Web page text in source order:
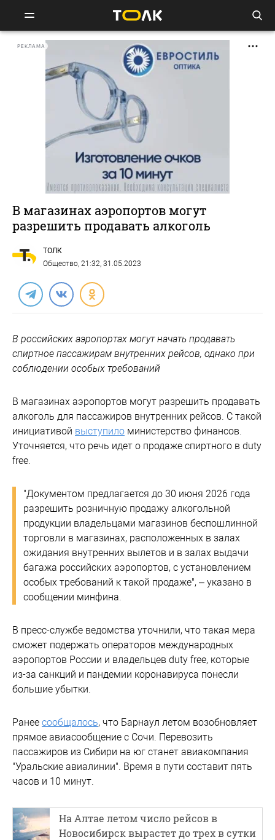
РЕКЛАМА
В магазинах аэропортов могут
разрешить продавать алкоголь
ТОЛК
Общество, 21:32, 31.05.2023
В российских аэропортах могут начать продавать
спиртное пассажирам внутренних рейсов, однако при
соблюдении особых требований
В магазинах аэропортов могут разрешить продавать
алкоголь для пассажиров внутренних рейсов. С такой
инициативой выступило министерство финансов.
Уточняется, что речь идет о продаже спиртного в duty
free.
"Документом предлагается до 30 июня 2026 года
разрешить розничную продажу алкогольной
продукции владельцами магазинов беспошлинной
торговли в магазинах, расположенных в залах
ожидания внутренних вылетов и в залах выдачи
багажа российских аэропортов, с установлением
особых требований к такой продаже", – указано в
сообщении минфина.
В пресс-службе ведомства уточнили, что такая мера
сможет подержать операторов международных
аэропортов России и владельцев duty free, которые
из-за санкций и пандемии коронавируса понесли
большие убытки.
Ранее сообщалось, что Барнаул летом возобновляет
прямое авиасообщение с Сочи. Перевозить
пассажиров из Сибири на юг станет авиакомпания
"Уральские авиалинии". Время в пути составит пять
часов и 10 минут.
На Алтае летом число рейсов в
Новосибирск вырастет до трех в сутки